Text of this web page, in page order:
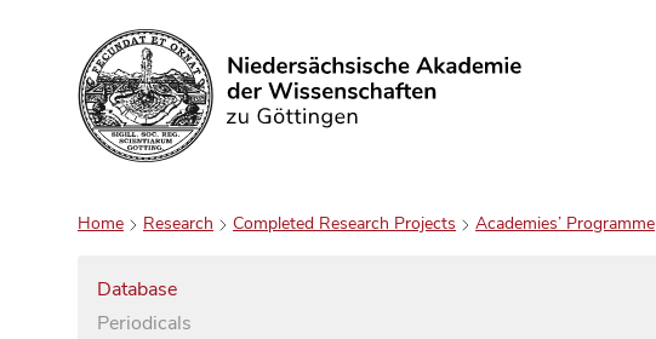
Search
Home Research Completed Research Projects Academies’ Programme
Database
Periodicals